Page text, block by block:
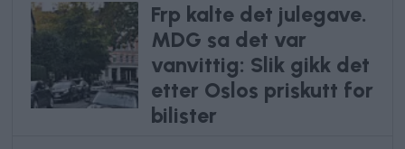
Frp kalte det julegave.
MDG sa det var
vanvittig: Slik gikk det
etter Oslos priskutt for
bilister